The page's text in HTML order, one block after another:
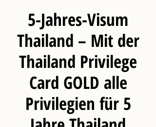
5-Jahres-Visum
Thailand – Mit der
Thailand Privilege
Card GOLD alle
Privilegien für 5